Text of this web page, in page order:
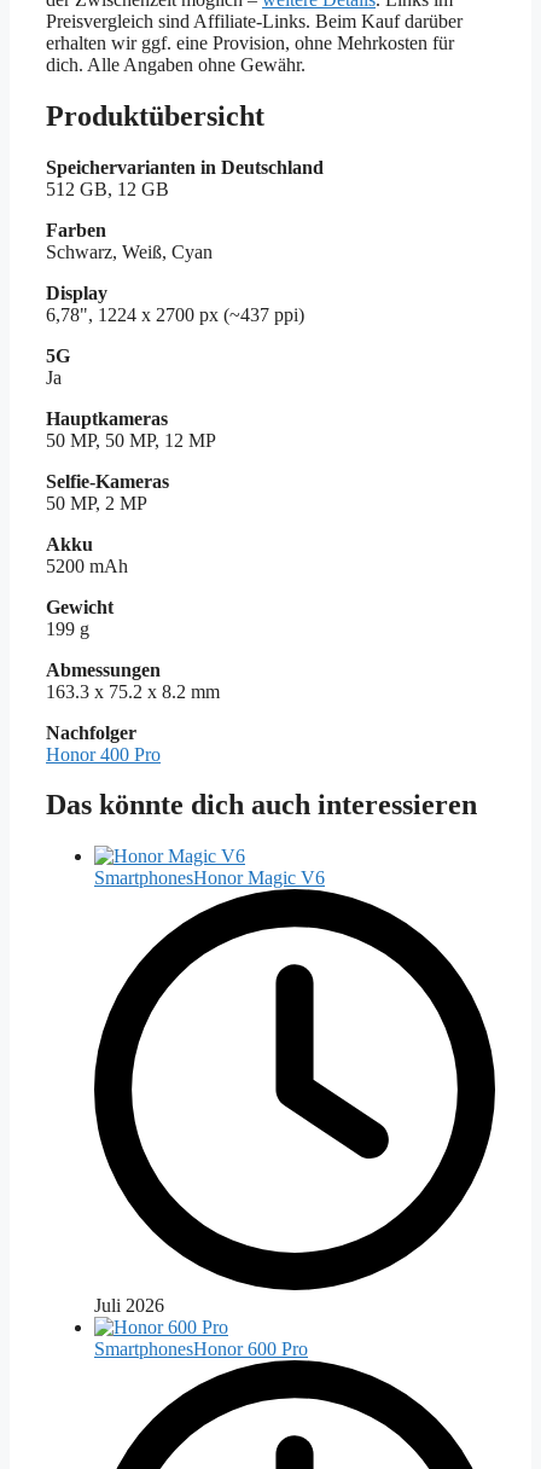
Preisvergleich sind Affiliate-Links. Beim Kauf darüber
erhalten wir ggf. eine Provision, ohne Mehrkosten für
dich. Alle Angaben ohne Gewähr.
Produktübersicht
Speichervarianten in Deutschland
512 GB, 12 GB
Farben
Schwarz, Weiß, Cyan
Display
6,78", 1224 x 2700 px (~437 ppi)
5G
Ja
Hauptkameras
50 MP, 50 MP, 12 MP
Selfie-Kameras
50 MP, 2 MP
Akku
5200 mAh
Gewicht
199 g
Abmessungen
163.3 x 75.2 x 8.2 mm
Nachfolger
Honor 400 Pro
Das könnte dich auch interessieren
SmartphonesHonor Magic V6
Juli 2026
SmartphonesHonor 600 Pro